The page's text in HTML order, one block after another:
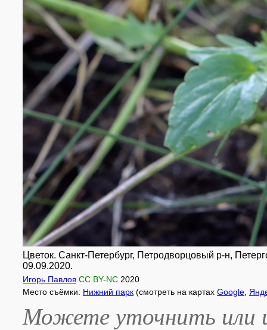
Цветок. Санкт-Петербург, Петродворцовый р-н,
09.09.2020.
Игорь Павлов CC BY-NC 2020
Место съёмки: Нижний парк (смотреть на картах Google
Можете уточнить или